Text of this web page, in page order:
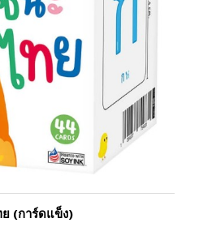
(การ์ดแข็ง)